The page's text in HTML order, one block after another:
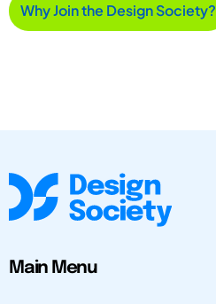
Why Join the Design Society?
Main Menu